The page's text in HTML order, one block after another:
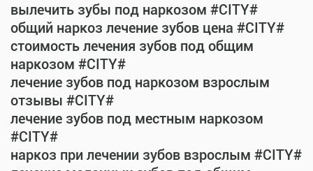
вылечить зубы под наркозом #CITY#
общий наркоз лечение зубов цена #CITY#
стоимость лечения зубов под общим
наркозом #CITY#
лечение зубов под наркозом взрослым
отзывы #CITY#
лечение зубов под местным наркозом
#CITY#
наркоз при лечении зубов взрослым #CITY#